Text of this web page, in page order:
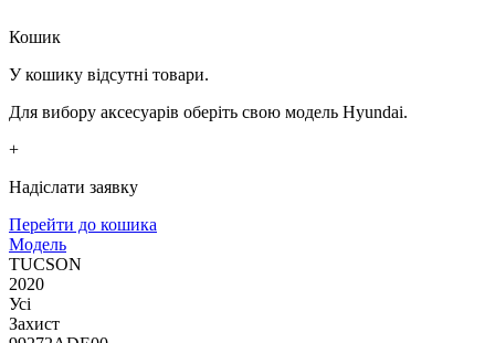
Кошик
У кошику відсутні товари.
Для вибору аксесуарів оберіть свою модель Hyundai.
+
Надіслати заявку
Перейти до кошика
Модель
TUCSON
2020
Усі
Захист